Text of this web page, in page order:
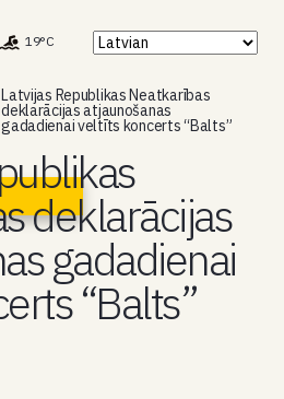
19°C
Latvijas Republikas Neatkarības
deklarācijas atjaunošanas
gadadienai veltīts koncerts “Balts”
deklarācijas
gadadienai
“Balts”